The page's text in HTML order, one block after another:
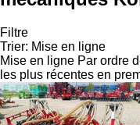
Filtre
Trier: Mise en ligne
Mise en ligne Par ordre
les plus récentes en